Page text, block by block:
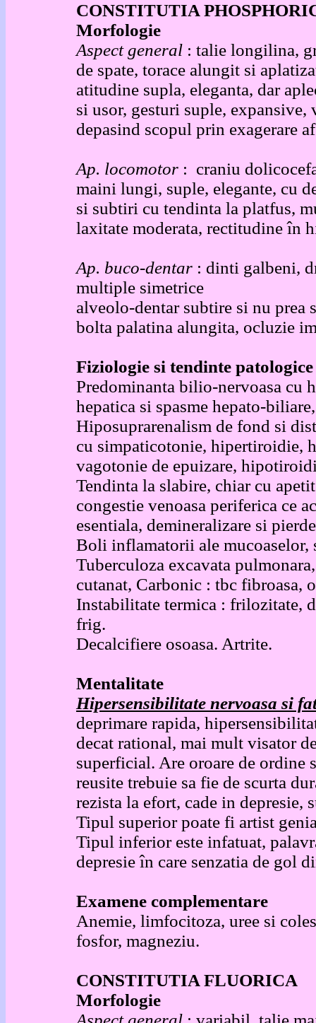
CONSTITUTIA
Morfologie
Aspect general : talie longilina,
de spate, torace alungit si
atitudine supla, eleganta, dar
si usor, gesturi suple,
depasind scopul prin exagerare
Ap. locomotor : craniu
maini lungi, suple, elegante, cu
si subtiri cu tendinta la platfus,
laxitate moderata, rectitudine în
Ap. buco-dentar : dinti galbeni,
multiple simetrice
alveolo-dentar subtire si
bolta palatina alungita, ocluzie
Fiziologie si tendinte patologice
Predominanta bilio-nervoasa cu
hepatica si spasme hepato-
Hiposuprarenalism de fond si
cu simpaticotonie, hipertiroidie,
vagotonie de epuizare,
Tendinta la slabire, chiar cu
congestie venoasa periferica ce
esentiala, demineralizare si
Boli inflamatorii ale mucoaselor,
Tuberculoza excavata
cutanat, Carbonic : tbc fibroasa,
Instabilitate termica : frilozitate,
frig.
Decalcifiere osoasa. Artrite.
Mentalitate
Hipersensibilitate nervoasa si
deprimare rapida,
decat rational, mai mult visator
superficial. Are oroare de
reusite trebuie sa fie de scurta
rezista la efort, cade in depresie,
Tipul superior poate fi artist
Tipul inferior este infatuat,
depresie în care senzatia de gol
Examene complementare
Anemie, limfocitoza, uree si
fosfor, magneziu.
CONSTITUTIA FLUORICA
Morfologie